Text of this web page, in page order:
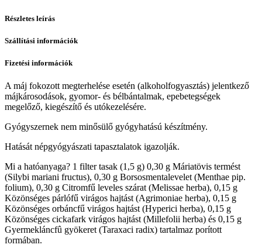
Részletes leírás
Szállítási információk
Fizetési információk
A máj fokozott megterhelése esetén (alkoholfogyasztás) jelentkező
májkárosodások, gyomor- és bélbántalmak, epebetegségek
megelőző, kiegészítő és utókezelésére.
Gyógyszernek nem minősülő gyógyhatású készítmény.
Hatását népgyógyászati tapasztalatok igazolják.
Mi a hatóanyaga? 1 filter tasak (1,5 g) 0,30 g Máriatövis termést
(Silybi mariani fructus), 0,30 g Borsosmentalevelet (Menthae pip.
folium), 0,30 g Citromfű leveles szárat (Melissae herba), 0,15 g
Közönséges párlófű virágos hajtást (Agrimoniae herba), 0,15 g
Közönséges orbáncfű virágos hajtást (Hyperici herba), 0,15 g
Közönséges cickafark virágos hajtást (Millefolii herba) és 0,15 g
Gyermekláncfû gyökeret (Taraxaci radix) tartalmaz porított
formában.